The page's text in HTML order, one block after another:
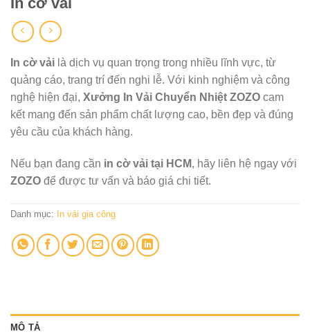
In cờ vải là dịch vụ quan trọng trong nhiều lĩnh vực, từ
quảng cáo, trang trí đến nghi lễ. Với kinh nghiệm và công
nghệ hiện đại, Xưởng In Vải Chuyển Nhiệt ZOZO cam
kết mang đến sản phẩm chất lượng cao, bền đẹp và đúng
yêu cầu của khách hàng.
Nếu bạn đang cần in cờ vải tại HCM, hãy liên hệ ngay với
ZOZO để được tư vấn và báo giá chi tiết.
Danh mục: In vải gia công
MÔ TẢ